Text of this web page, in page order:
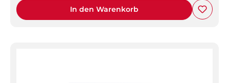
In den Warenkorb